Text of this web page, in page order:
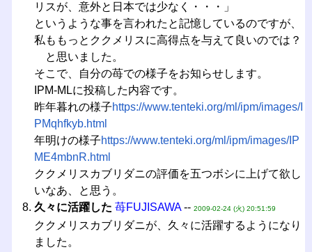
リスが、意外と日本では少なく・・・」
というような事を言われたと記憶しているのですが、
私ももっとククメリスに高得点を与えて良いのでは？
と思いました。
そこで、自分の苺での様子をお知らせします。
IPM-MLに投稿した内容です。
昨年暮れの様子https://www.tenteki.org/ml/ipm/images/I
PMqhfkyb.html
年明けの様子https://www.tenteki.org/ml/ipm/images/IP
ME4mbnR.html
ククメリスカブリダニの評価を五つボシに上げて欲し
いなあ、と思う。
久々に活躍した 苺FUJISAWA-- 2009-02-24 (火) 20:51:59
ククメリスカブリダニが、久々に活躍するようになり
ました。